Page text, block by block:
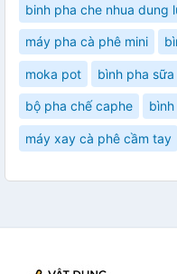
binh pha che nhua dung
máy pha cà phê mini
moka pot bình pha sữa
bộ pha chế caphe
máy xay cà phê cầm tay